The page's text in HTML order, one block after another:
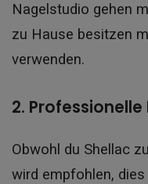
Nagelstudio gehen
zu Hause besitzen
verwenden.
2.
Obwohl du Shellac
wird empfohlen,